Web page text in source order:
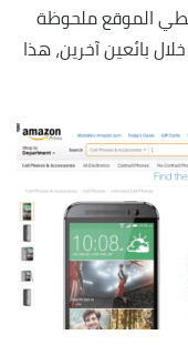
الموقع ملحوظة
بائعين آخرين، هذا